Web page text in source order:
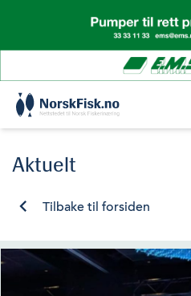
content
Aktuelt
Tilbake til forsiden